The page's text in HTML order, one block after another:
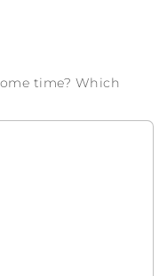
time? Which